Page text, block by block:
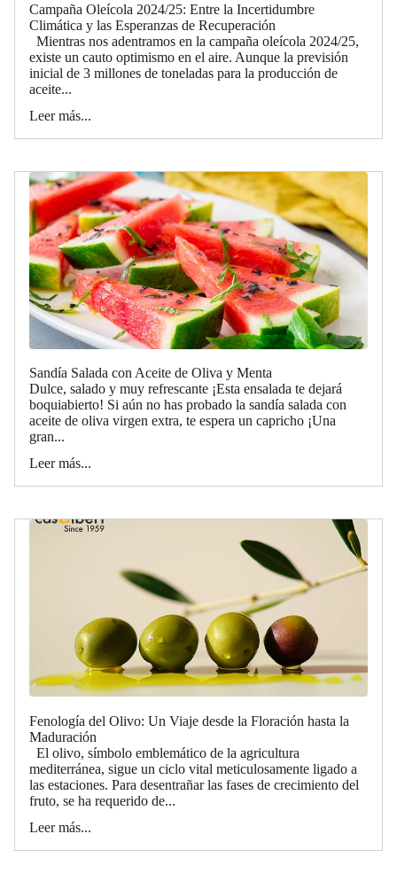
Campaña Oleícola 2024/25: Entre la Incertidumbre
Climática y las Esperanzas de Recuperación
Mientras nos adentramos en la campaña oleícola 2024/25,
existe un cauto optimismo en el aire. Aunque la previsión
inicial de 3 millones de toneladas para la producción de
aceite...
Leer más...
Sandía Salada con Aceite de Oliva y Menta
Dulce, salado y muy refrescante ¡Esta ensalada te dejará
boquiabierto! Si aún no has probado la sandía salada con
aceite de oliva virgen extra, te espera un capricho ¡Una
gran...
Leer más...
Fenología del Olivo: Un Viaje desde la Floración hasta la
Maduración
El olivo, símbolo emblemático de la agricultura
mediterránea, sigue un ciclo vital meticulosamente ligado a
las estaciones. Para desentrañar las fases de crecimiento del
fruto, se ha requerido de...
Leer más...